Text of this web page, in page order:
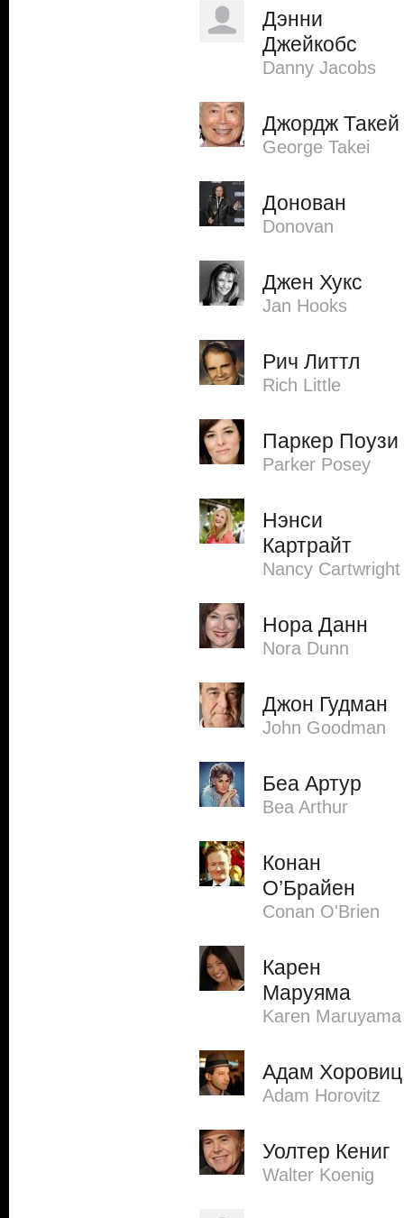
Дэнни
Джейкобс
Danny Jacobs
Джордж Такей
George Takei
Донован
Donovan
Джен Хукс
Jan Hooks
Рич Литтл
Rich Little
Паркер Поузи
Parker Posey
Нэнси
Картрайт
Nancy Cartwright
Нора Данн
Nora Dunn
Джон Гудман
John Goodman
Беа Артур
Bea Arthur
Конан
О’Брайен
Conan O'Brien
Карен
Маруяма
Karen Maruyama
Адам Хоровиц
Adam Horovitz
Уолтер Кениг
Walter Koenig